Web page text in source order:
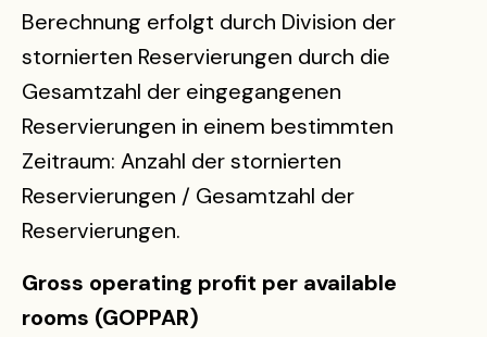
Berechnung erfolgt durch Division der
stornierten Reservierungen durch die
Gesamtzahl der eingegangenen
Reservierungen in einem bestimmten
Zeitraum: Anzahl der stornierten
Reservierungen / Gesamtzahl der
Reservierungen.
Gross operating profit per available
rooms (GOPPAR)